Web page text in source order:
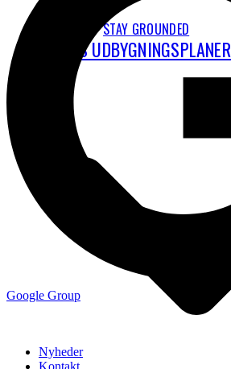
STAY GROUNDED
CPH’S UDBYGNINGSPLANER
Google Group
Nyheder
Kontakt